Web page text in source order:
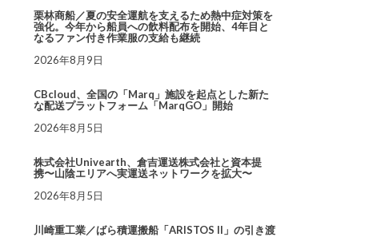
栗林商船／夏の安全運航を支えるため熱中症対策を
強化。今年から船員への飲料配布を開始、4年目と
なるファン付き作業服の支給も継続
2026年8月9日
CBcloud、全国の「Marq」施設を起点とした新た
な配送プラットフォーム「MarqGO」開始
2026年8月5日
株式会社Univearth、倉吉運送株式会社と資本提
携〜山陰エリアへ実運送ネットワークを拡大〜
2026年8月5日
川崎重工業／ばら積運搬船「ARISTOS II」の引き渡